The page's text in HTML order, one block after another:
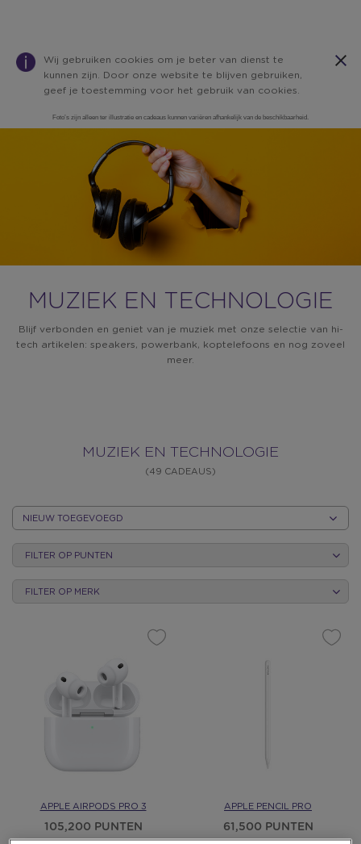
Wij gebruiken cookies om je beter van dienst te
kunnen zijn. Door onze website te blijven gebruiken,
geef je toestemming voor het gebruik van cookies.
successfully!
Foto’s zijn alleen ter illustratie en cadeaus kunnen variëren afhankelijk van de beschikbaarheid.
MUZIEK EN TECHNOLOGIE
Blijf verbonden en geniet van je muziek met onze selectie van hi-
tech artikelen: speakers, powerbank, koptelefoons en nog zoveel
meer.
MUZIEK
EN
MUZIEK EN TECHNOLOGIE
(49 CADEAUS)
OP
CATEGORIE
FILTER OP PUNTEN
FILTER OP MERK
APPLE AIRPODS PRO 3
105,200 PUNTEN
APPLE PENCIL PRO
61,500 PUNTEN